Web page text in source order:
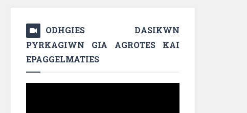
ODHGIES DASIKWN
PYRKAGIWN GIA AGROTES KAI
EPAGGELMATIES